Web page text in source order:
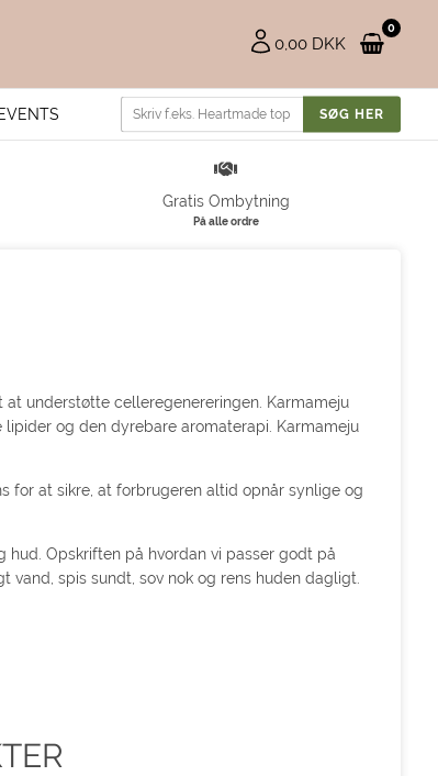
0
0,00 DKK
EVENTS
Gratis Ombytning
På alle ordre
understøtte celleregenereringen. Karmameju
og den dyrebare aromaterapi. Karmameju
for at sikre, at forbrugeren altid opnår synlige og
Opskriften på hvordan vi passer godt på
spis sundt, sov nok og rens huden dagligt.